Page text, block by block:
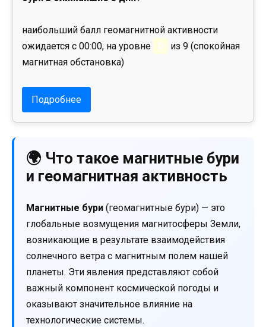
наибольший балл геомагнитной активности
ожидается с 00:00, на уровне
0
из 9 (спокойная
магнитная обстановка)
Подробнее
🌍 Что такое магнитные бури
и геомагнитная активность
Магнитные бури (геомагнитные бури) — это
глобальные возмущения магнитосферы Земли,
возникающие в результате взаимодействия
солнечного ветра с магнитным полем нашей
планеты. Эти явления представляют собой
важный компонент космической погоды и
оказывают значительное влияние на
технологические системы.